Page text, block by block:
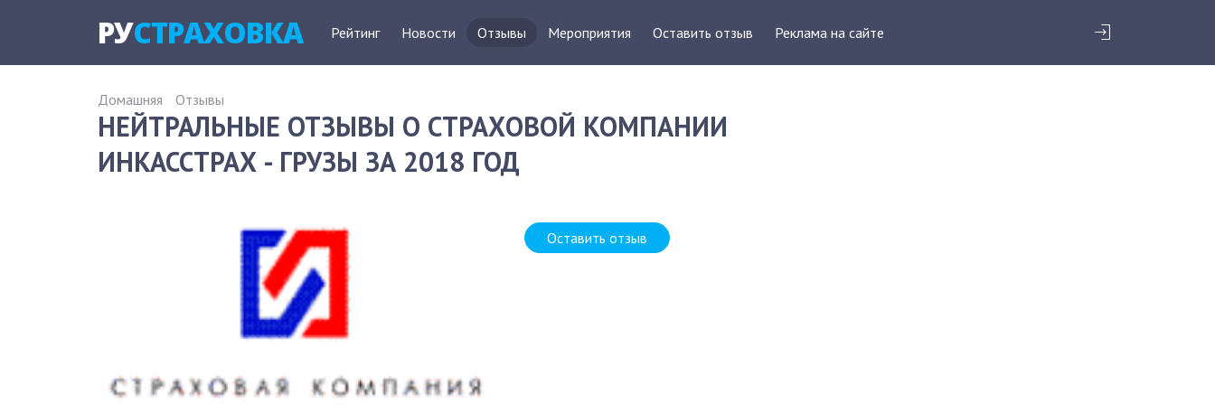
РУСТРАХОВКА Рейтинг Новости Отзывы Мероприятия Оставить отзыв Реклама на сайте
Домашняя Отзывы
НЕЙТРАЛЬНЫЕ ОТЗЫВЫ О СТРАХОВОЙ КОМПАНИИ
ИНКАССТРАХ - ГРУЗЫ ЗА 2018 ГОД
Оставить отзыв